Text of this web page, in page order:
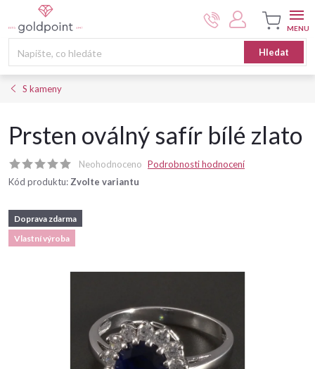
na
Hledat
Nákupní
košík
S kameny
Prsten oválný safír bílé zlato
Neohodnoceno Podrobnosti hodnocení
Kód produktu: Zvolte variantu
Doprava zdarma
Vlastní výroba